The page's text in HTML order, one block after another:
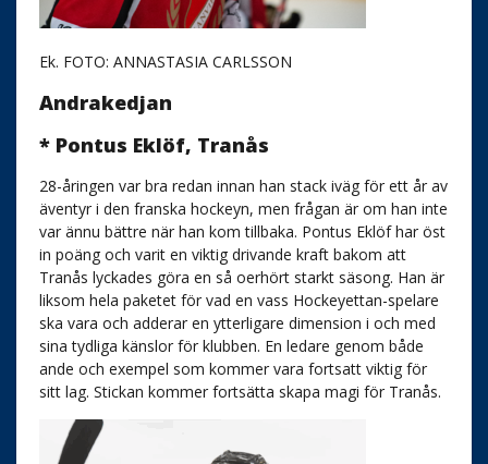
Ek. FOTO: ANNASTASIA CARLSSON
Andrakedjan
* Pontus Eklöf, Tranås
28-åringen var bra redan innan han stack iväg för ett år av
äventyr i den franska hockeyn, men frågan är om han inte
var ännu bättre när han kom tillbaka. Pontus Eklöf har öst
in poäng och varit en viktig drivande kraft bakom att
Tranås lyckades göra en så oerhört starkt säsong. Han är
liksom hela paketet för vad en vass Hockeyettan-spelare
ska vara och adderar en ytterligare dimension i och med
sina tydliga känslor för klubben. En ledare genom både
ande och exempel som kommer vara fortsatt viktig för
sitt lag. Stickan kommer fortsätta skapa magi för Tranås.